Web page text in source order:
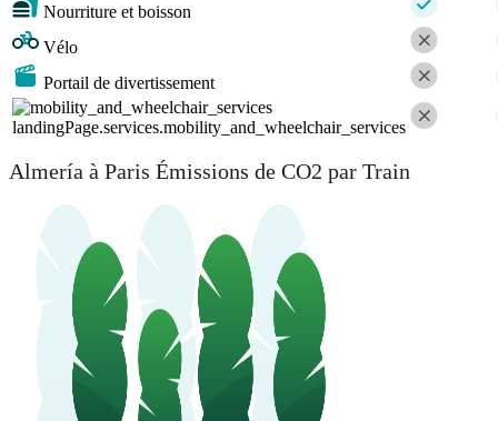
Nourriture et boisson
Vélo
Portail de divertissement
landingPage.services.mobility_and_wheelchair_services
Almería à Paris Émissions de CO2 par Train